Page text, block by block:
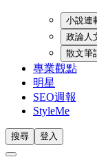
小說連
政論人
散文筆
專業觀點
明星
SEO週報
StyleMe
搜尋 登入